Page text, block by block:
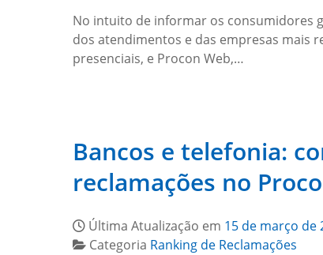
No intuito de informar os consumidores
dos atendimentos e das empresas mais
presenciais, e Procon Web,…
Bancos e telefonia:
reclamações no
Última Atualização em 15 de março de
Categoria Ranking de Reclamações